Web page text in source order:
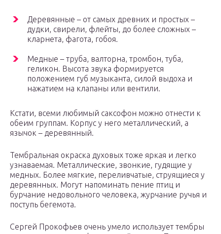
Деревянные – от самых древних и простых –
дудки, свирели, флейты, до более сложных –
кларнета, фагота, гобоя.
Медные – труба, валторна, тромбон, туба,
геликон. Высота звука формируется
положением губ музыканта, силой выдоха и
нажатием на клапаны или вентили.
Кстати, всеми любимый саксофон можно отнести к
обеим группам. Корпус у него металлический, а
язычок – деревянный.
Тембральная окраска духовых тоже яркая и легко
узнаваемая. Металлические, звонкие, гудящие у
медных. Более мягкие, переливчатые, струящиеся у
деревянных. Могут напоминать пение птиц и
бурчание недовольного человека, журчание ручья и
поступь бегемота.
Сергей Прокофьев очень умело использует тембры